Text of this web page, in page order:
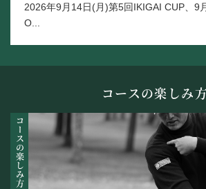
2026年9月14日(月)第5回IKIGAI CUP、9
O...
コースの楽しみ方
コースの楽しみ方